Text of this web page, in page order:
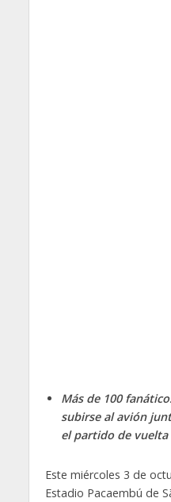
Más de 100
subirse al avión
el partido de vuelta
Este miércoles 3 de
Estadio Pacaembú de